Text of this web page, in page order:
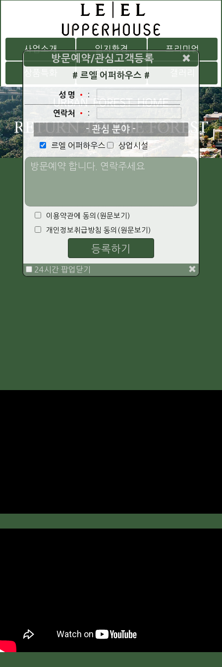
사업소개 입지환경 프리미엄
인테리어
방문예약/관심고객등록
# 르엘 어퍼하우스 #
성 명 • :
연락처 • :
- 관심 분야 -
르엘 어퍼하우스 상업시설
이용약관에 동의 (원문보기)
개인정보취급방침 동의 (원문보기)
등록하기
24시간 팝업닫기